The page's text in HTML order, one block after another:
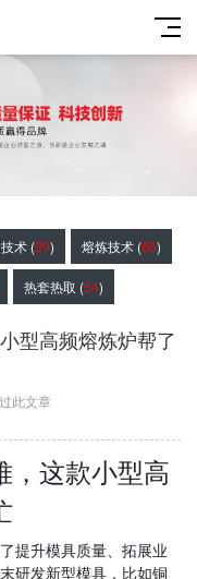
术 (29) 熔炼技术 (66)
热套热取 (54)
型高频熔炼炉帮了
此文章
，这款小型高
提升模具质量、拓展业
研发新型模具，比如铜